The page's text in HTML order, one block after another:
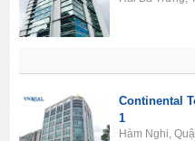
Continental
1
Hàm Nghi,